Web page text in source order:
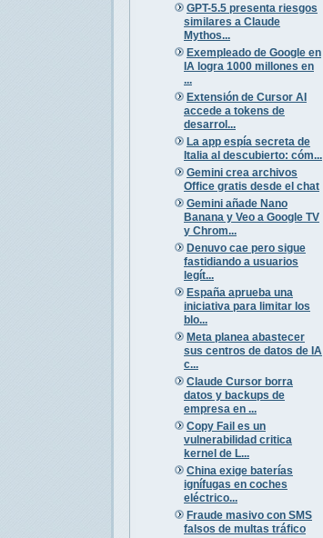
GPT-5.5 presenta riesgos
similares a Claude
Mythos...
Exempleado de Google en
IA logra 1000 millones en
...
Extensión de Cursor AI
accede a tokens de
desarrol...
La app espía secreta de
Italia al descubierto: cóm...
Gemini crea archivos
Office gratis desde el chat
Gemini añade Nano
Banana y Veo a Google TV
y Chrom...
Denuvo cae pero sigue
fastidiando a usuarios
legít...
España aprueba una
iniciativa para limitar los
blo...
Meta planea abastecer
sus centros de datos de IA
c...
Claude Cursor borra
datos y backups de
empresa en ...
Copy Fail es un
vulnerabilidad critica
kernel de L...
China exige baterías
ignífugas en coches
eléctrico...
Fraude masivo con SMS
falsos de multas tráfico